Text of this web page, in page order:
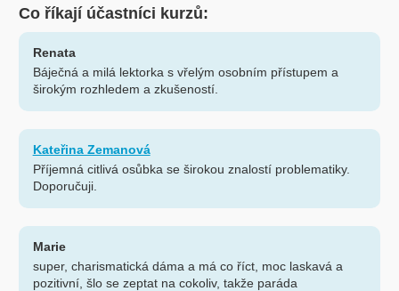
Co říkají účastníci kurzů:
Renata
Báječná a milá lektorka s vřelým osobním přístupem a
širokým rozhledem a zkušeností.
Kateřina Zemanová
Příjemná citlivá osůbka se širokou znalostí problematiky.
Doporučuji.
Marie
super, charismatická dáma a má co říct, moc laskavá a
pozitivní, šlo se zeptat na cokoliv, takže paráda